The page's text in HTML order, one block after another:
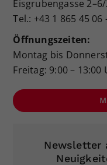
Eisgrubengasse
Tel.: +43 1 865 45 06
Öffnungszeiten:
Montag bis
Freitag: 9:00 – 13:00
Newsletter